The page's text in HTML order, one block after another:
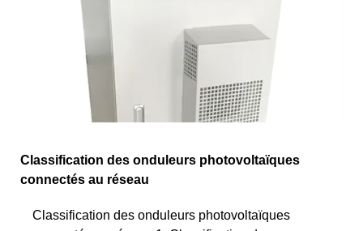
Classification des onduleurs photovoltaïques
connectés au réseau
Classification des onduleurs photovoltaïques